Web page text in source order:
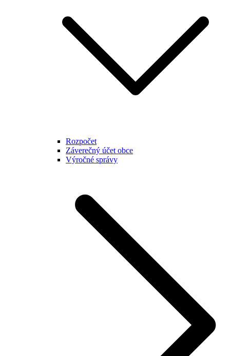
Rozpočet
Záverečný účet obce
Výročné správy